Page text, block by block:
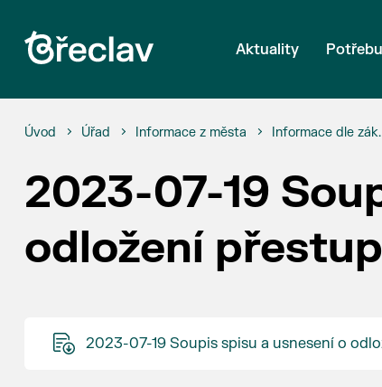
Aktuality
Úvod Úřad Informace z města Informace dle
2023-07-19
odložení
2023-07-19 Soupis spisu a usnesení o